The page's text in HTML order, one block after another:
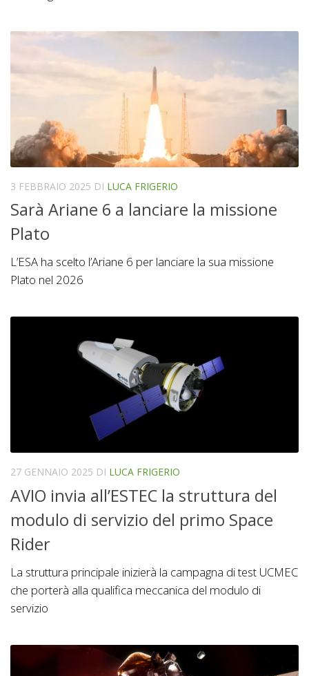
3 FEBBRAIO 2025 DI LUCA FRIGERIO
Sarà Ariane 6 a lanciare la missione
Plato
L’ESA ha scelto l’Ariane 6 per lanciare la sua missione
Plato nel 2026
27 GENNAIO 2025 DI LUCA FRIGERIO
AVIO invia all’ESTEC la struttura del
modulo di servizio del primo Space
Rider
La struttura principale inizierà la campagna di test UCMEC
che porterà alla qualifica meccanica del modulo di
servizio